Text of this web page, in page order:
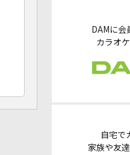
DAMに
カラオ
自宅で
家族や友